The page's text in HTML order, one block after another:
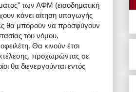
των ΑΦΜ (εισοδηματική
κάνει αίτηση υπαγωγής
θα μπορούν να προσφύγουν
του νόμου,
Θα κινούν έτσι
προχωρώντας σε
θα διενεργούνται εντός